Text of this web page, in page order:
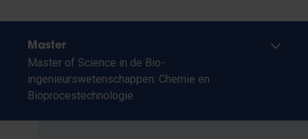
Master
Master of Science in de Bio-
ingenieurswetenschappen: Chemie en
Bioprocestechnologie